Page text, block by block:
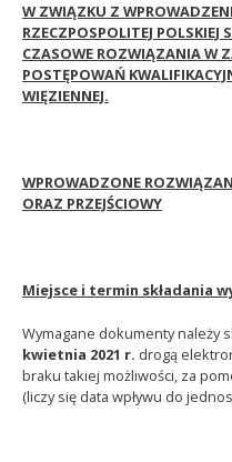
W ZWIĄZKU Z
RZECZPOSPOLITEJ
CZASOWE ROZWIĄZANIA W
POSTĘPOWAŃ
WIĘZIENNEJ.
WPROWADZONE
ORAZ PRZEJŚCIOWY
Miejsce i termin składania
Wymagane dokumenty należy
kwietnia 2021 r. drogą
braku takiej możliwości, za
(liczy się data wpływu do